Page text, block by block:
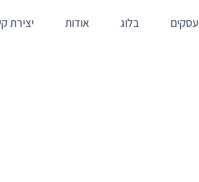
עסקים בלוג אודות יצירת